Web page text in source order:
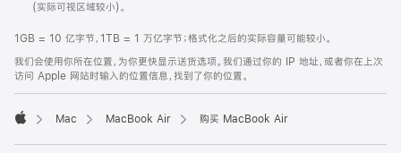
(实际可视区域较小)。
1GB = 10 亿字节，1TB = 1 万亿字节；格式化之后的实际容量可能较小。
我们会使用你所在位置，为你更快显示送货选项。我们通过你的 IP 地址，或者你在上次
访问 Apple 网站时输入的位置信息，找到了你的位置。
Mac MacBook Air 购买 MacBook Air